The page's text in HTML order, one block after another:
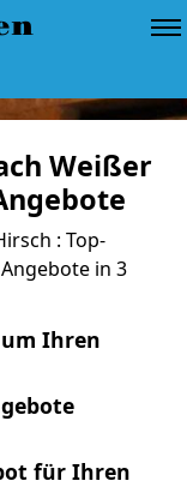
Weißer
: Top-
in 3
Ihren
für Ihren